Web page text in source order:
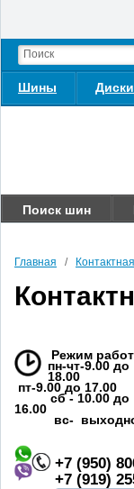
Шины Диски
Поиск шин
Главная /
Режим
пн-чт-9.00 до
18.00
пт-9.00 до 17.00
сб - 10.00 до
16.00
вс-
+7 (950)
+7 (919)